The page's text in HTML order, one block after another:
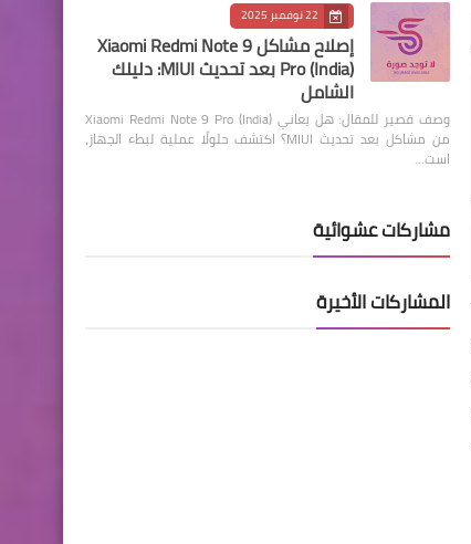
22 نوفمبر 2025
إصلاح مشاكل Xiaomi Redmi Note 9
Pro (India) بعد تحديث MIUI: دليلك
الشامل
وصف قصير للمقال: هل يعاني Xiaomi Redmi Note 9 Pro (India)
من مشاكل بعد تحديث MIUI؟ اكتشف حلولًا عملية لبطء الجهاز،
است…
مشاركات عشوائية
المشاركات الأخيرة